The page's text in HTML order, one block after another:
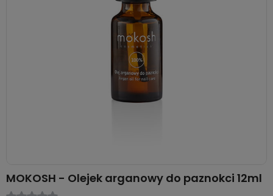
MOKOSH - Olejek arganowy do paznokci 12ml